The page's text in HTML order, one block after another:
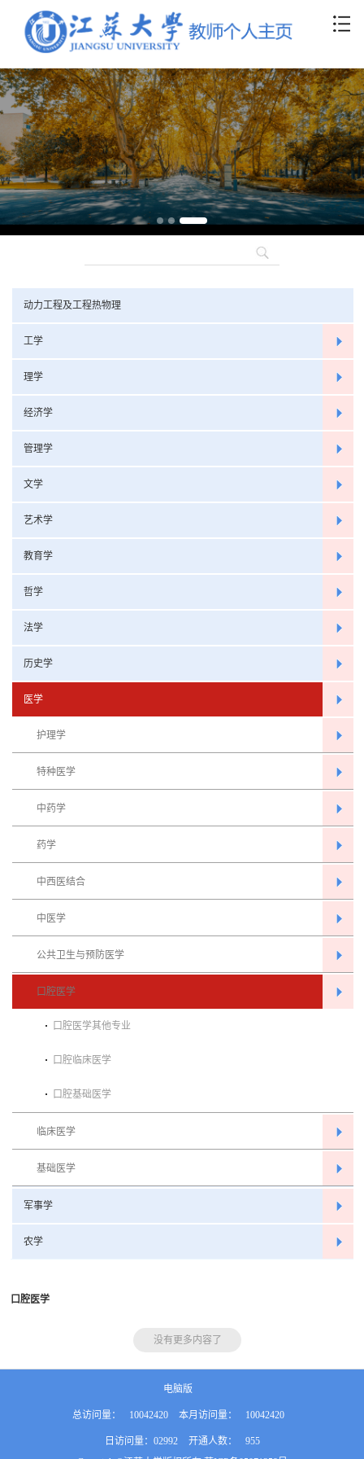
动力工程及工程热物理
工学
理学
经济学
管理学
文学
艺术学
教育学
哲学
法学
历史学
医学
护理学
特种医学
中药学
药学
中西医结合
中医学
公共卫生与预防医学
口腔医学
口腔医学其他专业
口腔临床医学
口腔基础医学
临床医学
基础医学
军事学
农学
口腔医学
没有更多内容了
电脑版
总访问量： 10042420 本月访问量： 10042420
日访问量： 02992 开通人数：
955